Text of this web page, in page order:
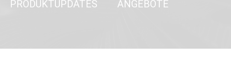
PRODUKTUPDATES
ANGEBOTE